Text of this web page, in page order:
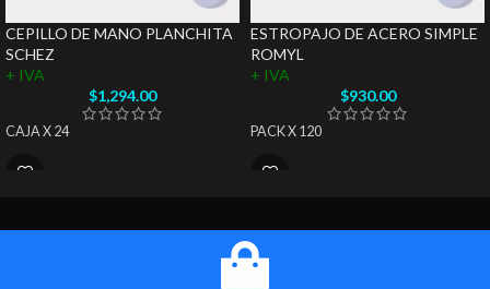
CEPILLO DE MANO PLANCHITA
SCHEZ
+ IVA
$1,294.00
CAJA X 24
ESTROPAJO DE ACERO SIMPLE
ROMYL
+ IVA
$930.00
PACK X 120